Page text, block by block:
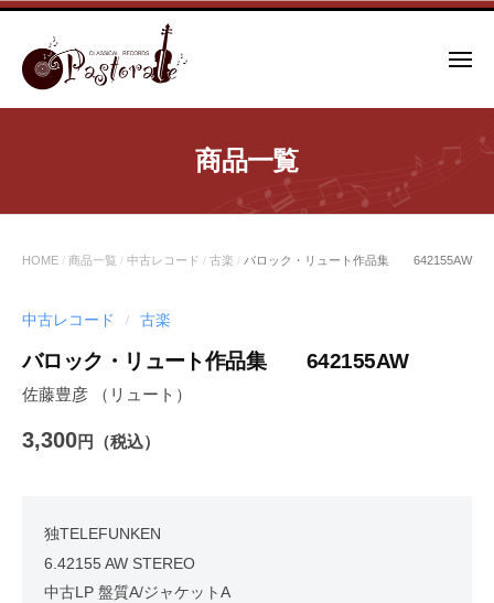
コ
メ
ー
商品一覧
HOME / 商品一覧 / 中古レコード / 古楽 / バロック・リュート作品集 642155AW
中古レコード / 古楽
バロック・リュート作品集 642155AW
佐藤豊彦 （リュート）
3,300円（税込）
独TELEFUNKEN
6.42155 AW STEREO
中古LP 盤質A/ジャケットA